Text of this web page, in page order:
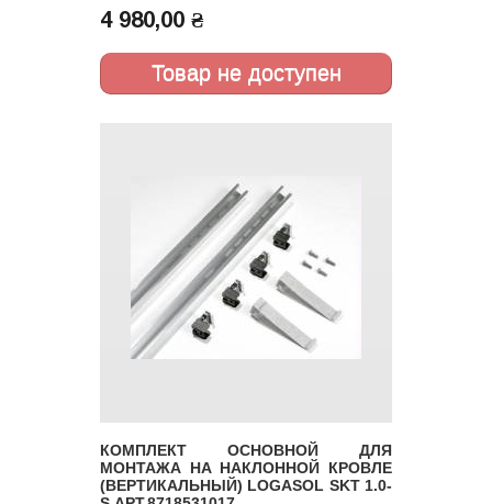
4 980,00 ₴
КОМПЛЕКТ ОСНОВНОЙ ДЛЯ
МОНТАЖА НА НАКЛОННОЙ КРОВЛЕ
(ВЕРТИКАЛЬНЫЙ) LOGASOL SKT 1.0-